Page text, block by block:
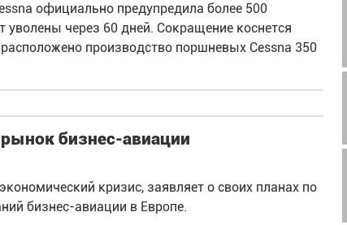
официально предупредила более 500
уволены через 60 дней. Сокращение коснется
производство поршневых Cessna 350
бизнес-авиации
кризис, заявляет о своих планах по
бизнес-авиации в Европе.